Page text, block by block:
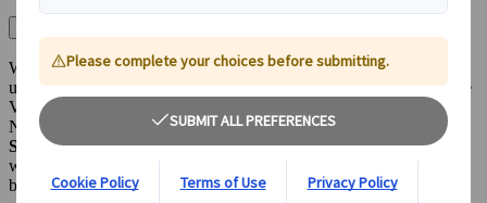
Wenn Sie Japan als Tourist besuchen möchten (maximal 90 Tage)
und Staatsbürger eines der folgenden Länder sind, können Sie ohne
Visum einreisen: Hongkong, Korea, Singapur, Australien,
Neuseeland, Kanada, USA,Deutschland,Österreich
Schweiz, Dänemark und fast alle europäischen Länder (prüfen Sie,
welche Länder und ob es Einschränkungen gibt). Wenn nicht,
beantragen Sie vorab ein Visum.